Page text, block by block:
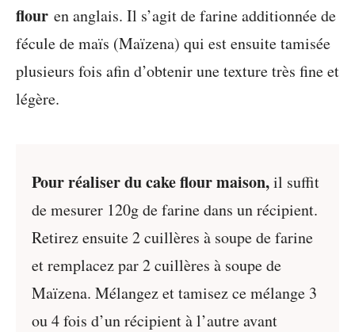
flour en anglais. Il s’agit de farine additionnée de
fécule de maïs (Maïzena) qui est ensuite tamisée
plusieurs fois afin d’obtenir une texture très fine et
légère.
Pour réaliser du cake flour maison,il suffit
de mesurer 120g de farine dans un récipient.
Retirez ensuite 2 cuillères à soupe de farine
et remplacez par 2 cuillères à soupe de
Maïzena. Mélangez et tamisez ce mélange 3
ou 4 fois d’un récipient à l’autre avant